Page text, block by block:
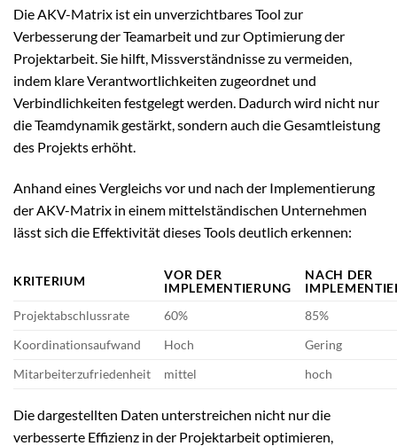
Die AKV-Matrix ist ein unverzichtbares Tool zur
Verbesserung der Teamarbeit und zur Optimierung der
Projektarbeit. Sie hilft, Missverständnisse zu vermeiden,
indem klare Verantwortlichkeiten zugeordnet und
Verbindlichkeiten festgelegt werden. Dadurch wird nicht nur
die Teamdynamik gestärkt, sondern auch die Gesamtleistung
des Projekts erhöht.
Anhand eines Vergleichs vor und nach der Implementierung
der AKV-Matrix in einem mittelständischen Unternehmen
lässt sich die Effektivität dieses Tools deutlich erkennen:
KRITERIUM
VOR DER
IMPLEMENTIERUNG
NACH DER
Projektabschlussrate
60%
85%
Koordinationsaufwand
Hoch
Gering
Mitarbeiterzufriedenheit
mittel hoch
Die dargestellten Daten unterstreichen nicht nur die
verbesserte Effizienz in der Projektarbeit optimieren,